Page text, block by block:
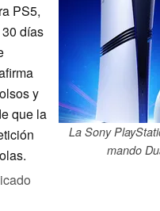
La Sony
mando
PS5,
días
y
que la